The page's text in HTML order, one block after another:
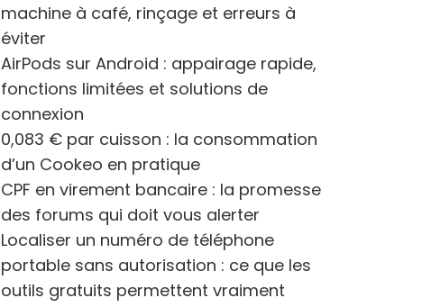
machine à café, rinçage et erreurs à
éviter
AirPods sur Android : appairage rapide,
fonctions limitées et solutions de
connexion
0,083 € par cuisson : la consommation
d’un Cookeo en pratique
CPF en virement bancaire : la promesse
des forums qui doit vous alerter
Localiser un numéro de téléphone
portable sans autorisation : ce que les
outils gratuits permettent vraiment